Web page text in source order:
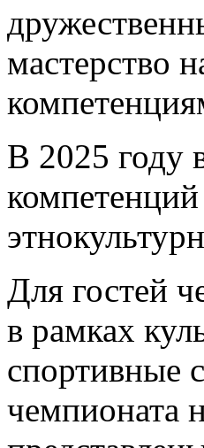
мастерство
В 2025 году
Для гостей
в рамках
спортивные
чемпионата